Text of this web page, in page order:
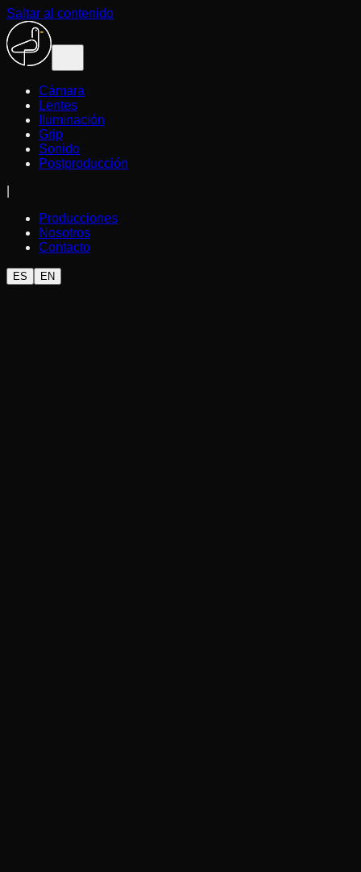
Saltar al contenido
Cámara
Lentes
Iluminación
Grip
Sonido
Postproducción
Producciones
Nosotros
Contacto
ES EN